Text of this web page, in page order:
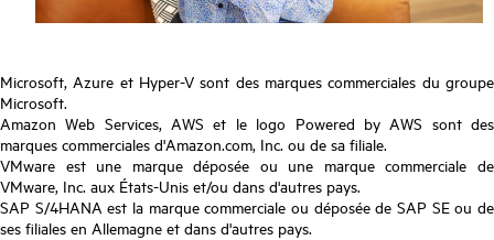
Microsoft, Azure et Hyper-V sont des marques commerciales du groupe
Microsoft.
Amazon Web Services, AWS et le logo Powered by AWS sont des
marques commerciales d'Amazon.com, Inc. ou de sa filiale.
VMware est une marque déposée ou une marque commerciale de
VMware, Inc. aux États-Unis et/ou dans d'autres pays.
SAP S/4HANA est la marque commerciale ou déposée de SAP SE ou de
ses filiales en Allemagne et dans d'autres pays.